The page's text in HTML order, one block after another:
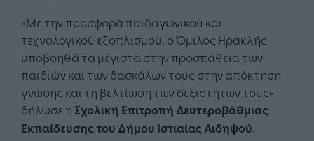
«Με την προσφορά παιδαγωγικού και
τεχνολογικού εξοπλισμού, ο Όμιλος Ηρακλής
υποβοηθά τα μέγιστα στην προσπάθεια των
παιδιών και των δασκάλων τους στην απόκτηση
γνώσης και τη βελτίωση των δεξιοτήτων τους»
δήλωσε η Σχολική Επιτροπή Δευτεροβάθμιας
Εκπαίδευσης του Δήμου Ιστιαίας Αιδηψού.